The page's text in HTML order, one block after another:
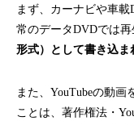
まず、カーナビや車
常のデータDVDでは再
形式）として書き込ま
また、YouTubeの動
ことは、著作権法・